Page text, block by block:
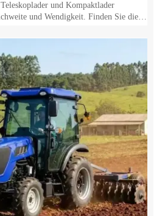
und Kompaktlader
und Wendigkeit. Finden Sie die